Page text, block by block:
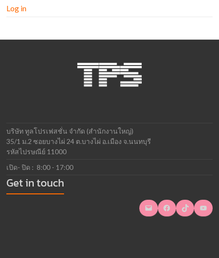
Log in
บริษัท ทูลโปรเฟสชั่น จำกัด (สำนักงานใหญ่)
35/1 ม.2 ซอยบางไผ่ 24 ต.บางไผ่ อ.เมือง จ.นนทบุรี
รหัสไปรษณีย์ 11000
เปิด- ปิด : 8:00 - 17:00
Get in touch
Mail Facebook TikTok YouTube